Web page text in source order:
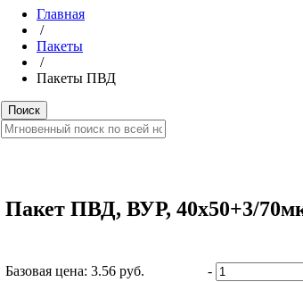
Главная
/
Пакеты
/
Пакеты ПВД
Пакет ПВД, ВУР, 40х50+3/
Базовая цена: 3.56 руб. -